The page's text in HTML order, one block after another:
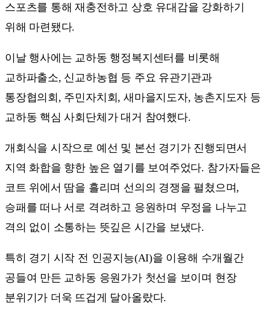
스포츠를 통해 재충전하고 상호 유대감을 강화하기
위해 마련됐다.
이날 행사에는 교하동 행정복지센터를 비롯해
교하파출소, 신교하농협 등 주요 유관기관과
통장협의회, 주민자치회, 새마을지도자, 농촌지도자 등
교하동 핵심 사회단체가 대거 참여했다.
개회식을 시작으로 예선 및 본선 경기가 진행되면서
지역 화합을 향한 높은 열기를 보여주었다. 참가자들은
코트 위에서 땀을 흘리며 선의의 경쟁을 펼쳤으며,
승패를 떠나 서로 격려하고 응원하며 우정을 나누고
격의 없이 소통하는 뜻깊은 시간을 보냈다.
특히 경기 시작 전 인공지능(AI)을 이용해 수개월간
공들여 만든 교하동 응원가가 첫선을 보이며 현장
분위기가 더욱 뜨겁게 달아올랐다.